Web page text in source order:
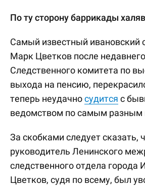
По ту сторону баррикады
Самый известный ивановский
Марк Цветков после
Следственного комитета по
выхода на пенсию,
теперь неудачносудится с
ведомством по самым разным
За скобками следует сказать,
руководитель Ленинского
следственного отдела города
Цветков, судя по всему, был